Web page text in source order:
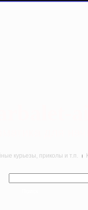
курьезы, приколы и т.п.